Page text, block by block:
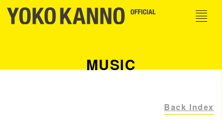
MUSIC
Back Index